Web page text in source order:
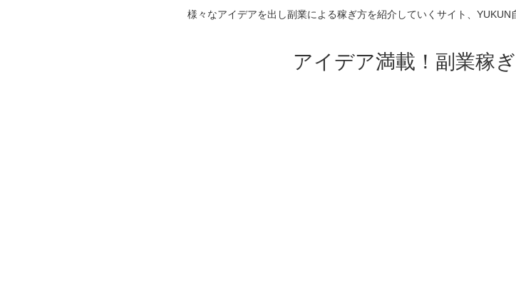
様々なアイデアを出し副業による稼ぎ方を紹介していくサイト、
アイデア満載！副業稼